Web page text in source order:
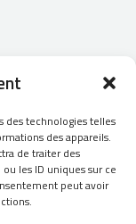
des technologies telles
des appareils.
de traiter des
les ID uniques sur ce
peut avoir
-